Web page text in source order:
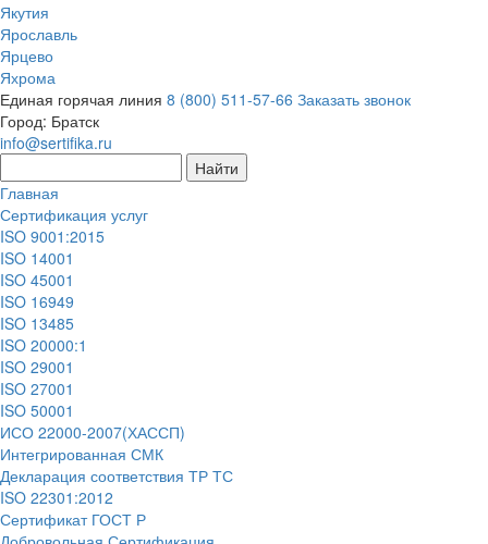
Якутия
Ярославль
Ярцево
Яхрома
Единая горячая линия 8 (800) 511-57-66 Заказать звонок
Город: Братск
info@sertifika.ru
Главная
Сертификация услуг
ISO 9001:2015
ISO 14001
ISO 45001
ISO 16949
ISO 13485
ISO 20000:1
ISO 29001
ISO 27001
ISO 50001
ИСО 22000-2007(ХАССП)
Интегрированная СМК
Декларация соответствия ТР ТС
ISO 22301:2012
Сертификат ГОСТ Р